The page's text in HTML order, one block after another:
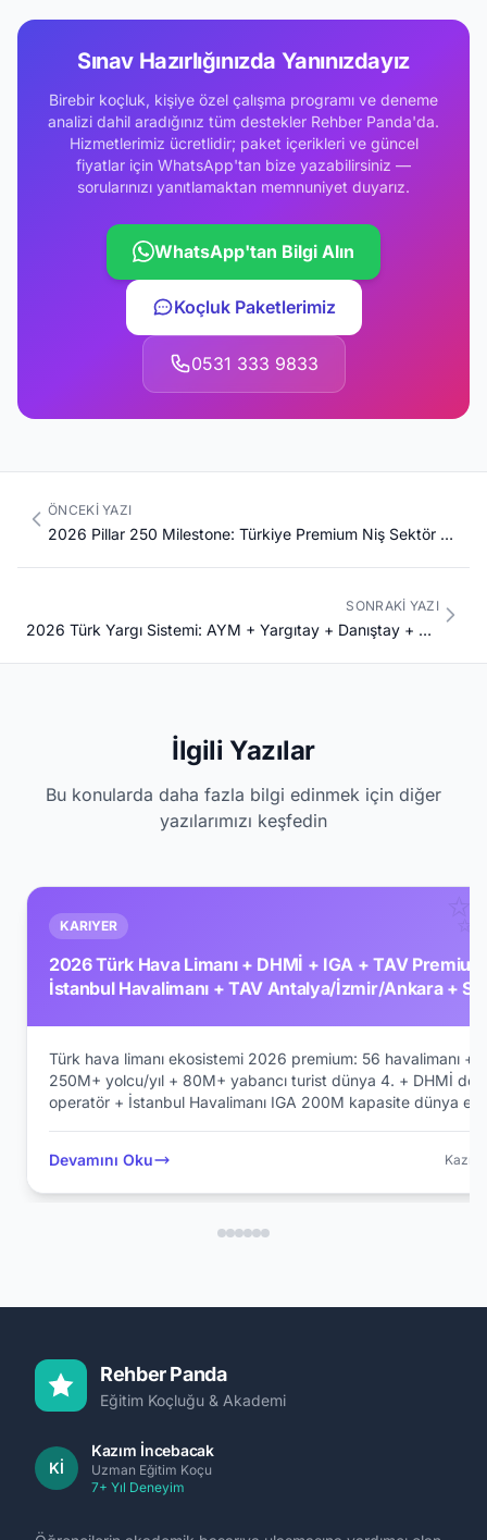
Sınav Hazırlığınızda Yanınızdayız
Birebir koçluk, kişiye özel çalışma programı ve deneme
analizi dahil aradığınız tüm destekler Rehber Panda'da.
Hizmetlerimiz ücretlidir; paket içerikleri ve güncel
fiyatlar için WhatsApp'tan bize yazabilirsiniz —
sorularınızı yanıtlamaktan memnuniyet duyarız.
WhatsApp'tan Bilgi Alın
Koçluk Paketlerimiz
0531 333 9833
ÖNCEKI YAZI
2026 Pillar 250 Milestone: Türkiye Premium Niş Sektör 30+ Mega Kariyer Pusulası Final Meta-Pillar Stratejik Karar Rehberi
SONRAKI YAZI
2026 Türk Yargı Sistemi: AYM + Yargıtay + Danıştay + Sayıştay + HSK + Adalet Akademisi + İstinaf + Asliye + Hâkim + Savcı Komple Kariyer Rehberi
İlgili Yazılar
Bu konularda daha fazla bilgi edinmek için diğer
yazılarımızı keşfedin
KARIYER
2026 Türk Hava Limanı + DHMİ + IGA + TAV
İstanbul Havalimanı + TAV Antalya/İzmir/Ankara +
Türk hava limanı ekosistemi 2026 premium: 56 havalimanı +
250M+ yolcu/yıl + 80M+ yabancı turist dünya 4. + DHMİ
operatör + İstanbul Havalimanı IGA 200M kapasite dünya en
+ Sabiha Gökçen Limak + Antalya Fraport. Junior 130K →
15M aylık. Pillar 234+243+251 entegre.
Devamını Oku
Rehber Panda
Eğitim Koçluğu & Akademi
Kİ
Kazım İncebacak
Uzman Eğitim Koçu
7+ Yıl Deneyim